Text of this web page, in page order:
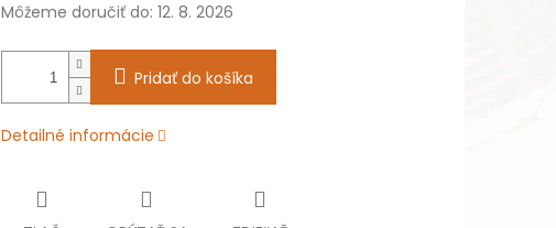
Môžeme doručiť do: 12. 8. 2026
Pridať do košíka
Detailné informácie